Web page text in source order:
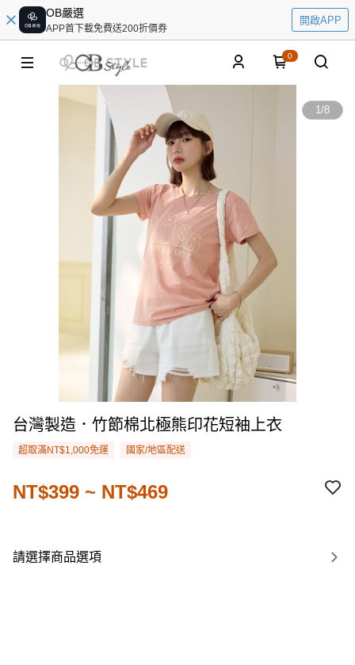
OB嚴選
APP首下載免費送200折價券
開啟APP
0
1/8
台灣製造．竹節棉北極熊印花短袖上衣
超取滿NT$1,000免運 國家/地區配送
NT$399 ~ NT$469
請選擇商品選項